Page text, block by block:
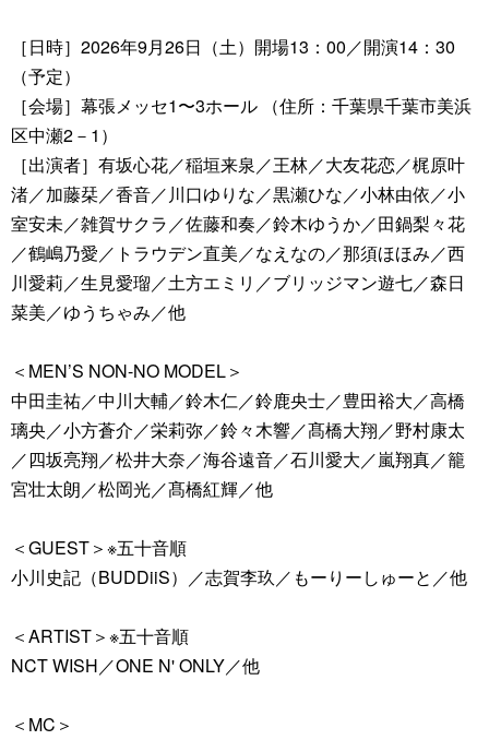
［日時］2026年9月26日（土）開場13：00／開演14：30
（予定）
［会場］幕張メッセ1〜3ホール （住所：千葉県千葉市美浜
区中瀬2－1）
［出演者］有坂心花／稲垣来泉／王林／大友花恋／梶原叶
渚／加藤栞／香音／川口ゆりな／黒瀬ひな／小林由依／小
室安未／雑賀サクラ／佐藤和奏／鈴木ゆうか／田鍋梨々花
／鶴嶋乃愛／トラウデン直美／なえなの／那須ほほみ／西
川愛莉／生見愛瑠／土方エミリ／ブリッジマン遊七／森日
菜美／ゆうちゃみ／他
＜MEN’S NON-NO MODEL＞
中田圭祐／中川大輔／鈴木仁／鈴鹿央士／豊田裕大／高橋
璃央／小方蒼介／栄莉弥／鈴々木響／髙橋大翔／野村康太
／四坂亮翔／松井大奈／海谷遠音／石川愛大／嵐翔真／籠
宮壮太朗／松岡光／髙橋紅輝／他
＜GUEST＞※五十音順
小川史記（BUDDiiS）／志賀李玖／もーりーしゅーと／他
＜ARTIST＞※五十音順
NCT WISH／ONE N' ONLY／他
＜MC＞